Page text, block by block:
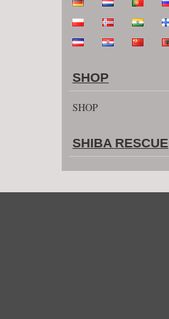
SHOP
SHOP
SHIBA RESCUE